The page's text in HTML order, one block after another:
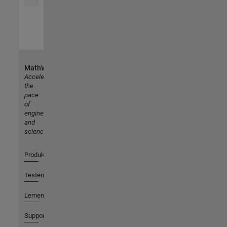
MathWorks
Accelerating
the
pace
of
engineering
and
science
Produkte
Testen oder Kaufen
Lernen
Support